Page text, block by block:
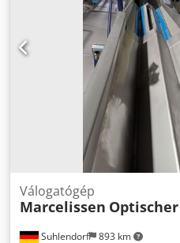
Suhlendorf 893 km
Válogatógép
Marcelissen